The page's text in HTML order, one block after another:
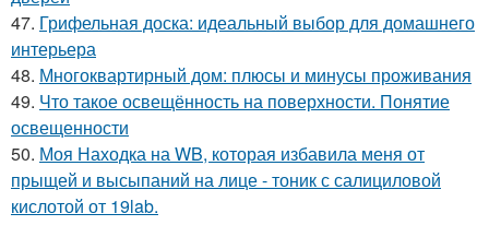
47. Грифельная доска: идеальный выбор для домашнего
интерьера
48. Многоквартирный дом: плюсы и минусы проживания
49. Что такое освещённость на поверхности. Понятие
освещенности
50. Моя Находка на WB, которая избавила меня от
прыщей и высыпаний на лице - тоник с салициловой
кислотой от 19lab.